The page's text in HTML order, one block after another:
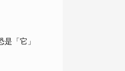
「它」